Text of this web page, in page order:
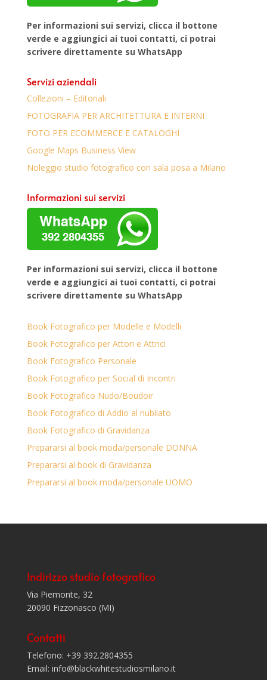
Per informazioni sui servizi, clicca il bottone
verde e aggiungici ai tuoi contatti, ci potrai
scrivere direttamente su WhatsApp
Servizi aziendali
Collezioni – Editoriali
FOTOGRAFIA PER ARCHITETTURA E INTERNI
FOTO PER ECOMMERCE E CATALOGHI
Google Maps Business View
Noleggio studio fotografico con sala posa a Milano
Informazioni sui servizi
Per informazioni sui servizi, clicca il bottone
verde e aggiungici ai tuoi contatti, ci potrai
scrivere direttamente su WhatsApp
Book Fotografico per Modelle e Modelli
Book Fotografico per Attori e Attrici
Book Fotografico Personale
Book Fotografico per Social di Incontri
Book Fotografico Nudo/Boudoir
Book Fotografico di Addio al nubilato
Book Fotografico di Gravidanza
Prepararsi al book moda/personale DONNA
Prepararsi al book di Gravidanza
Prepararsi al book moda/personale UOMO
Indirizzo studio fotografico
Via Piemonte, 32
20090 Fizzonasco (MI)
Contatti
Telefono: +39 392.2804355
Email: info@blackwhitestudiosmilano.it